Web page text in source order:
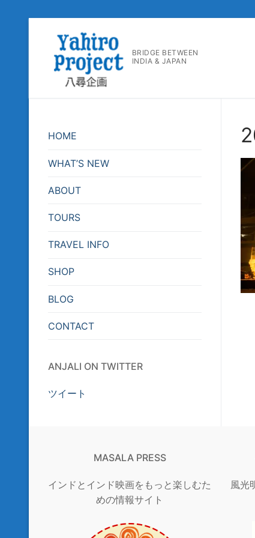
へ
BRIDGE BETWEEN
INDIA & JAPAN
HOME
WHAT’S NEW
ABOUT
TOURS
TRAVEL INFO
SHOP
BLOG
CONTACT
ANJALI ON TWITTER
ツイート
MASALA PRESS
インドとインド映画をもっと楽しむた
めの情報サイト
風光